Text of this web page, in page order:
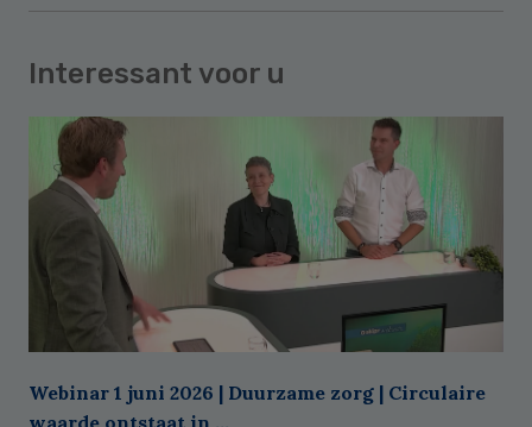
Interessant voor u
Webinar 1 juni 2026 | Duurzame zorg | Circulaire